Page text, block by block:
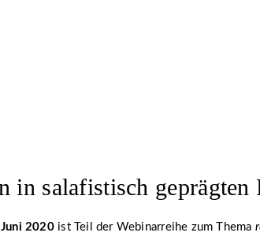
in salafistisch geprägten
2020ist Teil der Webinarreihe zum Thema